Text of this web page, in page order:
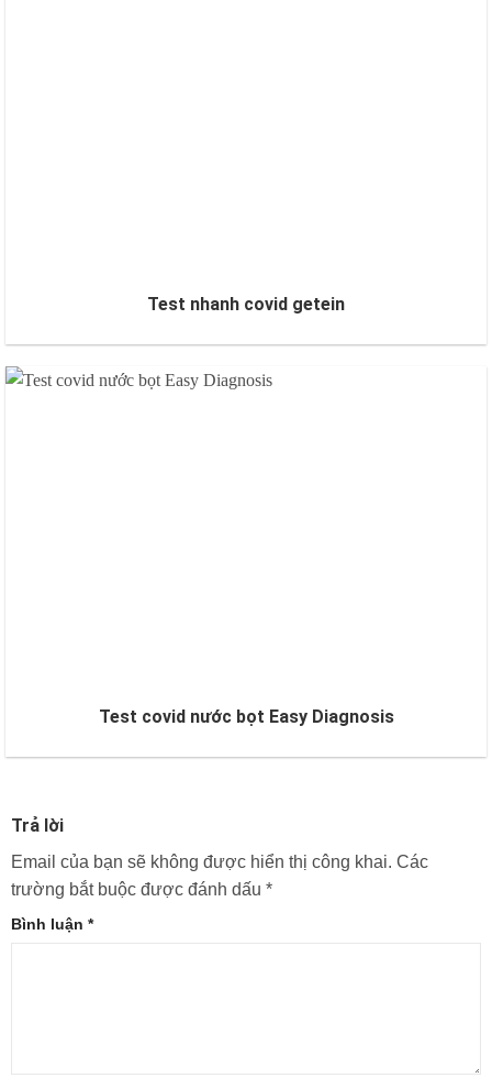
Test nhanh covid getein
Test covid nước bọt Easy Diagnosis
Trả lời
Email của bạn sẽ không được hiển thị công khai. Các
trường bắt buộc được đánh dấu *
Bình luận *